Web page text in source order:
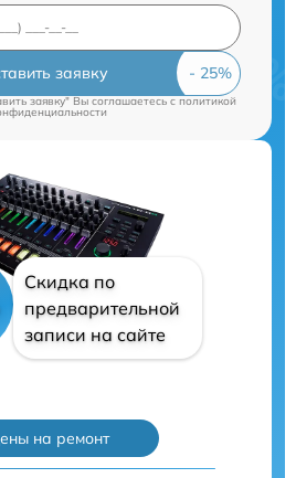
заявку
заявку" Вы соглашаетесь cполитикой
Скидка по
предварительной
записи на сайте
на ремонт